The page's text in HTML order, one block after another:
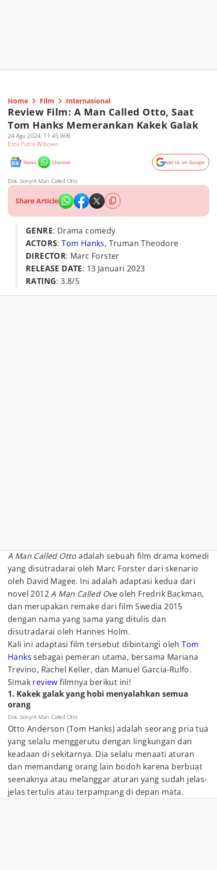
Home Film Internasional
Review Film: A Man Called Otto, Saat
Tom Hanks Memerankan Kakek Galak
24 Agu 2024, 11:45 WIB
Estu Putro Wibowo
News Channel Add Us on Google
Dok. Sony/A Man Called Otto
Share Article
GENRE: Drama comedy
ACTORS:Tom Hanks, Truman Theodore
DIRECTOR: Marc Forster
RELEASE DATE: 13 Januari 2023
RATING: 3.8/5
A Man Called Otto adalah sebuah film drama komedi
yang disutradarai oleh Marc Forster dari skenario
oleh David Magee. Ini adalah adaptasi kedua dari
novel 2012A Man Called Oveoleh Fredrik Backman,
dan merupakan remake dari film Swedia 2015
dengan nama yang sama yang ditulis dan
disutradarai oleh Hannes Holm.
Kali ini adaptasi film tersebut dibintangi olehTom
Hanks sebagai pemeran utama, bersama Mariana
Trevino, Rachel Keller, dan Manuel Garcia-Rulfo.
Simak review filmnya berikut ini!
1. Kakek galak yang hobi menyalahkan semua
orang
Dok. Sony/A Man Called Otto
Otto Anderson (Tom Hanks) adalah seorang pria tua
yang selalu menggerutu dengan lingkungan dan
keadaan di sekitarnya. Dia selalu menaati aturan
dan memandang orang lain bodoh karena berbuat
seenaknya atau melanggar aturan yang sudah jelas-
jelas tertulis atau terpampang di depan mata.